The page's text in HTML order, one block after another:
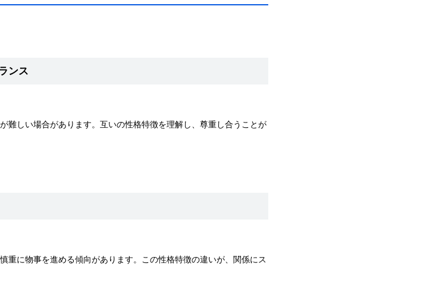
ンス
難しい場合があります。互いの性格特徴を理解し、尊重し合うことが
重に物事を進める傾向があります。この性格特徴の違いが、関係にス